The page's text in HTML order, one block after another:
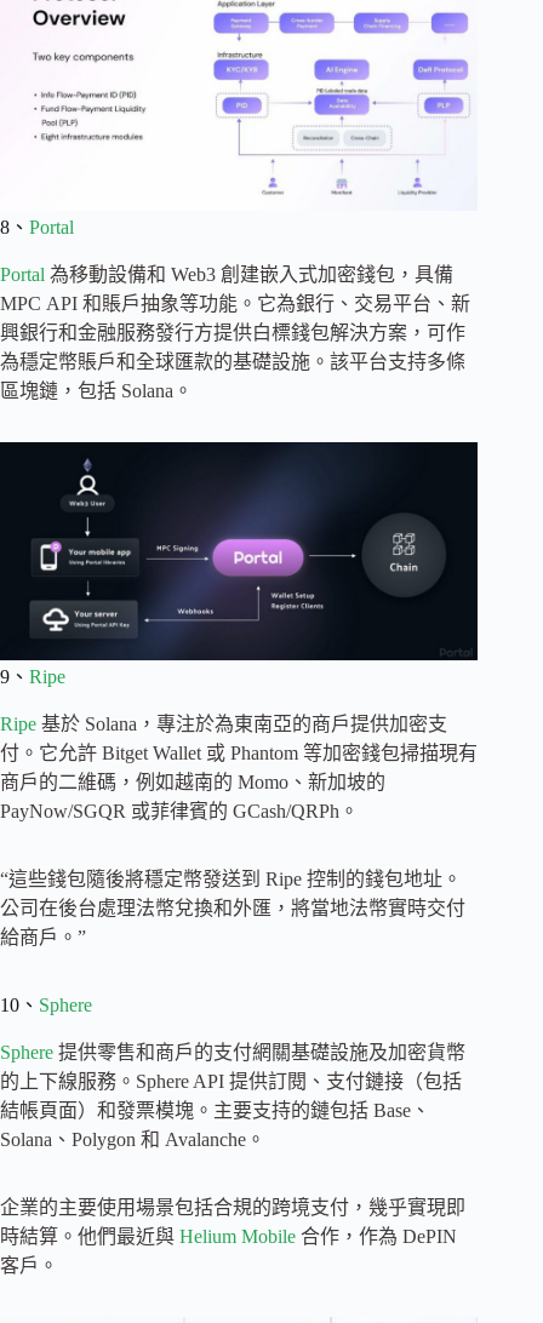
8、 Portal
Portal 為移動設備和 Web3 創建嵌入式加密錢包，具備
MPC API 和賬戶抽象等功能。它為銀行、交易平台、新
興銀行和金融服務發行方提供白標錢包解決方案，可作
為穩定幣賬戶和全球匯款的基礎設施。該平台支持多條
區塊鏈，包括 Solana。
9、 Ripe
Ripe 基於 Solana，專注於為東南亞的商戶提供加密支
付。它允許 Bitget Wallet 或 Phantom 等加密錢包掃描現有
商戶的二維碼，例如越南的 Momo、新加坡的
PayNow/SGQR 或菲律賓的 GCash/QRPh。
“這些錢包隨後將穩定幣發送到 Ripe 控制的錢包地址。
公司在後台處理法幣兌換和外匯，將當地法幣實時交付
給商戶。”
10、 Sphere
Sphere 提供零售和商戶的支付網關基礎設施及加密貨幣
的上下線服務。Sphere API 提供訂閱、支付鏈接（包括
結帳頁面）和發票模塊。主要支持的鏈包括 Base、
Solana、Polygon 和 Avalanche。
企業的主要使用場景包括合規的跨境支付，幾乎實現即
時結算。他們最近與 Helium Mobile 合作，作為 DePIN
客戶。